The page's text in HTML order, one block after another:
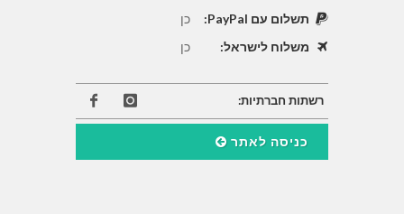
תשלום עם PayPal:
כן
משלוח לישראל:
כן
רשתות חברתיות:
כניסה לאתר